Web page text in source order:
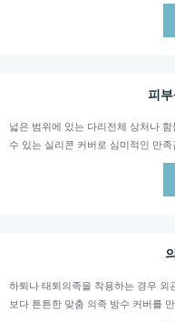
피
넓은 범위에 있는 다리전체 상처나
수 있는 실리콘 커버로 심미적인 만
하퇴나 태퇴의족을 착용하는 경우 외
보다 튼튼한 맞춤 의족 방수 커버를 만